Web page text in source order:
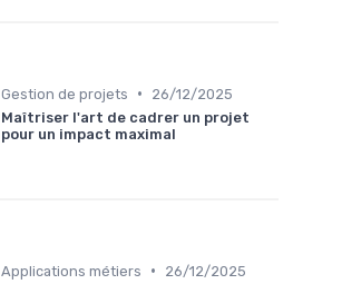
Gestion de projets •
26/12/2025
Maîtriser l'art de cadrer un projet
pour un impact maximal
Applications métiers •
26/12/2025